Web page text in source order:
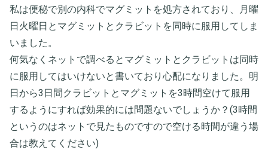
私は便秘で別の内科でマグミットを処方されており、月曜
日火曜日とマグミットとクラビットを同時に服用してしま
いました。
何気なくネットで調べるとマグミットとクラビットは同時
に服用してはいけないと書いており心配になりました。明
日から3日間クラビットとマグミットを3時間空けて服用
するようにすれば効果的には問題ないでしょうか？(3時間
というのはネットで見たものですので空ける時間が違う場
合は教えてください)